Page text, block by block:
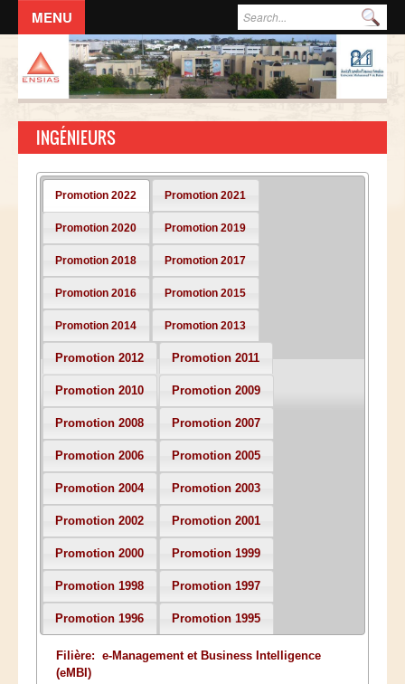
Formulaire de recherche
ACCUEIL
L'ECOLE
DIRECTION
Responsables administratifs
Départements
Corps Enseignant
Demande d'odre de mission
Conseil de l'école
Résolutions du Conseil de l'école
Commissions
Ressources
LAUREATS
Master
Master MRGI
Master MSIWeb
Master RITM
Master M3S
INGÉNIEURS
Promotion 2022 Promotion 2021
Promotion 2020 Promotion 2019
Promotion 2018 Promotion 2017
Promotion 2016 Promotion 2015
Promotion 2014 Promotion 2013
Promotion 2012 Promotion 2011
Promotion 2010 Promotion 2009
Promotion 2008 Promotion 2007
Promotion 2006 Promotion 2005
Promotion 2004 Promotion 2003
Promotion 2002 Promotion 2001
Promotion 2000 Promotion 1999
Promotion 1998 Promotion 1997
Promotion 1996 Promotion 1995
Filière: e-Management et Business Intelligence
(eMBI)